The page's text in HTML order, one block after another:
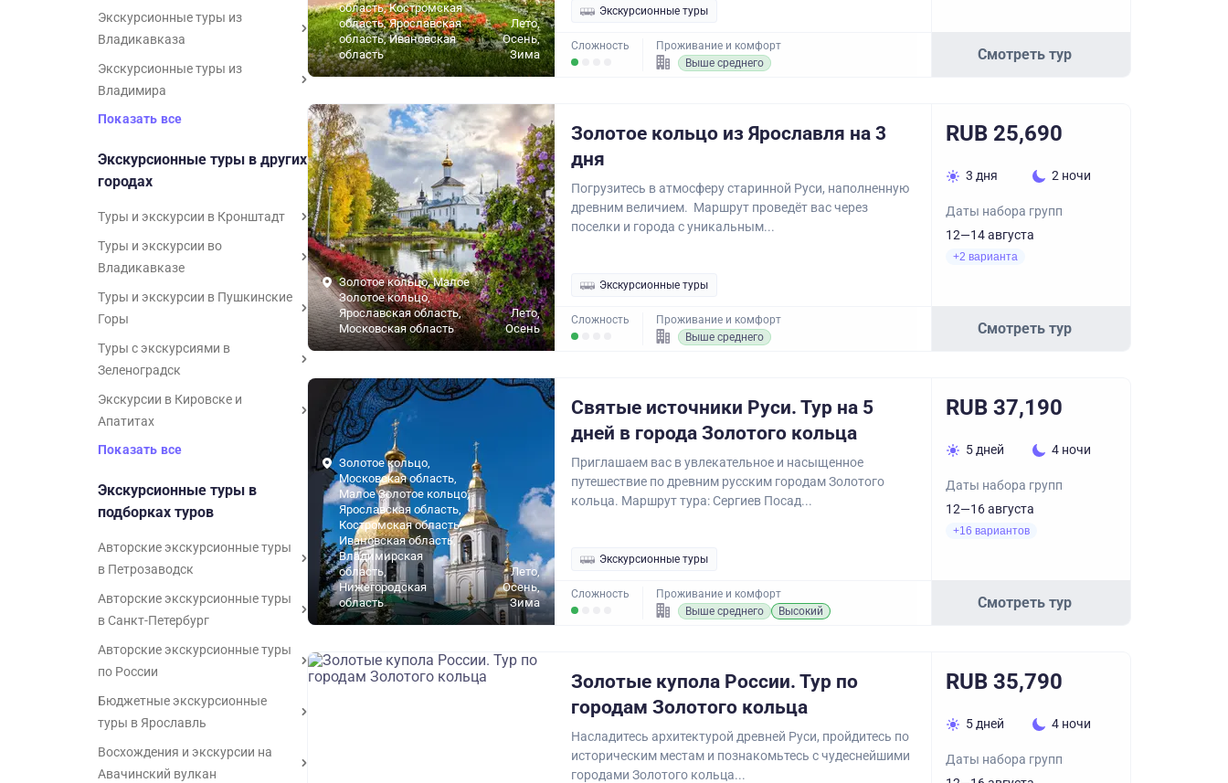
Экскурсионные туры из
Владикавказа
Экскурсионные туры из
Владимира
Показать все
Экскурсионные туры в других
городах
Туры и экскурсии в Кронштадт
Туры и экскурсии во
Владикавказе
Туры и экскурсии в Пушкинские
Горы
Туры с экскурсиями в
Зеленоградск
Экскурсии в Кировске и
Апатитах
Показать все
Экскурсионные туры в
подборках туров
Авторские экскурсионные туры
в Петрозаводск
Авторские экскурсионные туры
в Санкт-Петербург
Авторские экскурсионные туры
по России
Бюджетные экскурсионные
туры в Ярославль
Восхождения и экскурсии на
Авачинский вулкан
область, Костромская
область, Ярославская
область, Ивановская
область
Лето,
Осень,
Зима
Экскурсионные туры
Сложность
Проживание и комфорт
Выше среднего
Смотреть тур
Золотое кольцо, Малое
Золотое кольцо,
Ярославская область,
Московская область
Лето,
Осень
Золотое кольцо из Ярославля на 3
дня
Погрузитесь в атмосферу старинной Руси, наполненную
древним величием. Маршрут проведёт вас через
поселки и города с уникальным...
Экскурсионные туры
Сложность
Проживание и комфорт
Выше среднего
RUB 25,690
3 дня 2 ночи
Даты набора групп
12—14 августа
+2 варианта
Смотреть тур
Золотое кольцо,
Московская область,
Малое Золотое кольцо,
Ярославская область,
Костромская область,
Ивановская область,
Владимирская
область,
Нижегородская
область
Лето,
Осень,
Зима
Святые источники Руси. Тур на 5
дней в города Золотого кольца
Приглашаем вас в увлекательное и насыщенное
путешествие по древним русским городам Золотого
кольца. Маршрут тура: Сергиев Посад...
Экскурсионные туры
Сложность
Проживание и комфорт
Выше среднего
Высокий
RUB 37,190
5 дней 4 ночи
Даты набора групп
12—16 августа
+16 вариантов
Смотреть тур
Золотые купола России. Тур по
городам Золотого кольца
Насладитесь архитектурой древней Руси, пройдитесь по
историческим местам и познакомьтесь с чудеснейшими
городами Золотого кольца...
RUB 35,790
5 дней 4 ночи
Даты набора групп